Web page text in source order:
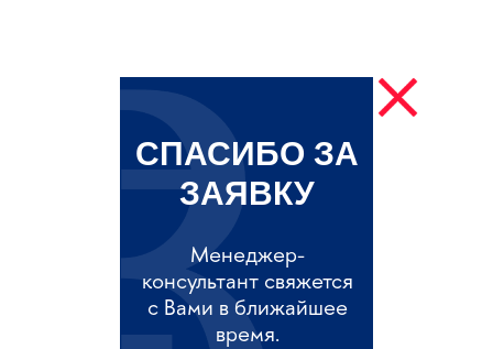
Менеджер-
консультант свяжется
с Вами в ближайшее
время.
СПАСИБО ЗА
ЗАЯВКУ